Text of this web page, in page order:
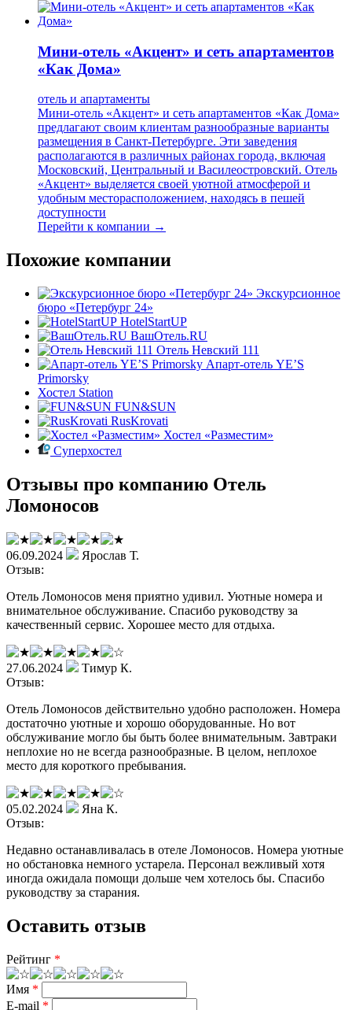
Мини-отель «Акцент» и сеть апартаментов
«Как Дома»
отель и апартаменты
Мини-отель «Акцент» и сеть апартаментов «Как Дома»
предлагают своим клиентам разнообразные варианты
размещения в Санкт-Петербурге. Эти заведения
располагаются в различных районах города, включая
Московский, Центральный и Василеостровский. Отель
«Акцент» выделяется своей уютной атмосферой и
удобным месторасположением, находясь в пешей
доступности
Перейти к компании →
Похожие компании
Экскурсионное
бюро «Петербург 24»
HotelStartUP
ВашОтель.RU
Отель Невский 111
Апарт-отель YE’S
Primorsky
Хостел Station
FUN&SUN
RusKrovati
Хостел «Разместим»
Суперхостел
Отзывы про компанию Отель
Ломоносов
06.09.2024
Ярослав Т.
Отзыв:
Отель Ломоносов меня приятно удивил. Уютные номера и
внимательное обслуживание. Спасибо руководству за
качественный сервис. Хорошее место для отдыха.
27.06.2024
Тимур К.
Отзыв:
Отель Ломоносов действительно удобно расположен. Номера
достаточно уютные и хорошо оборудованные. Но вот
обслуживание могло бы быть более внимательным. Завтраки
неплохие но не всегда разнообразные. В целом, неплохое
место для короткого пребывания.
05.02.2024
Яна К.
Отзыв:
Недавно останавливалась в отеле Ломоносов. Номера уютные
но обстановка немного устарела. Персонал вежливый хотя
иногда ожидала помощи дольше чем хотелось бы. Спасибо
руководству за старания.
Оставить отзыв
Рейтинг *
Имя *
E-mail *